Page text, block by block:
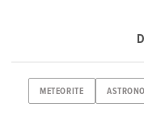
METEORITE